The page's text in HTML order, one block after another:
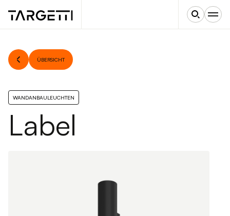
ÜBERSICHT
WANDANBAULEUCHTEN
Label